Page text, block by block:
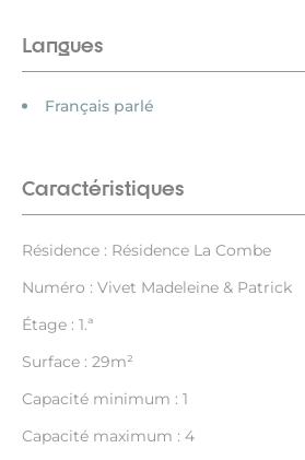
Langues
Français parlé
Caractéristiques
Résidence : Résidence La Combe
Numéro : Vivet Madeleine & Patrick
Étage : 1.ª
Surface : 29m²
Capacité minimum : 1
Capacité maximum : 4